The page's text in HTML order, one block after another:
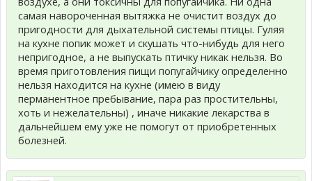
самая навороченная вытяжка не очистит воздух до
пригодности для дыхательной системы птицы. Гуляя
на кухне попик может и скушать что-нибудь для него
непригодное, а не выпускать птичку никак нельзя. Во
время приготовления пищи попугайчику определенно
нельзя находится на кухне (имею в виду
перманентное пребывание, пара раз простительны,
хоть и нежелательны) , иначе никакие лекарства в
дальнейшем ему уже не помогут от приобретенных
болезней.